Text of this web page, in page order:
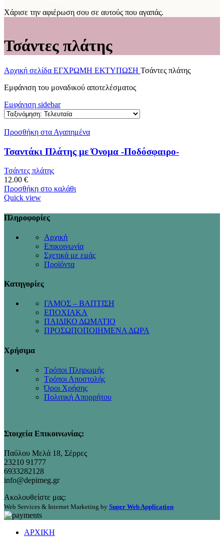
Χάρισε την αφιέρωση σου σε αυτούς που αγαπάς.
Τσάντες πλάτης
Αρχική σελίδα ΕΓΧΡΩΜΗ ΕΚΤΥΠΩΣΗ Τσάντες πλάτης
Εμφάνιση του μοναδικού αποτελέσματος
Εμφάνιση sidebar
Προσθήκη στα Αγαπημένα
Τσαντάκι Πλάτης με Όνομα -Ποδόσφαιρο-
Τσάντες πλάτης
12.00 €
Προσθήκη στο καλάθι
Quick view
Πληροφορίες
Αρχική
Επικοινωνία
Σχετικά με εμάς
Προϊόντα
Κατηγορίες
ΓΑΜΟΣ – ΒΑΠΤΙΣΗ
ΕΠΟΧΙΑΚΑ
ΠΑΙΔΙΚΟ ΔΩΜΑΤΙΟ
ΠΡΟΣΩΠΟΠΟΙΗΜΕΝΑ ΔΩΡΑ
Χρήσιμα
Τρόποι Πληρωμής
Τρόποι Αποστολής
Όροι Χρήσης
Πολιτική Απορρήτου
Στοιχεία Επικοινωνίας:
Παύλου Μελά 18, Σέρρες
23210 91777
6933282128
info@depimeg.gr
Ακολουθείστε μας:
Web Services & Internet Marketing by Super Web Application
ΑΡΧΙΚΗ